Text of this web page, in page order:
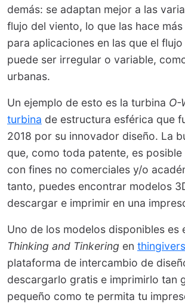
demás: se adaptan mejor a las
flujo del viento, lo que las hace
para aplicaciones en las que el
puede ser irregular o variable,
urbanas.
Un ejemplo de esto es la turbina O-
turbina de estructura esférica que
2018 por su innovador diseño. La
que, como toda patente, es
con fines no comerciales y/o
tanto, puedes encontrar modelos
descargar e imprimir en una
Uno de los modelos disponibles es
Thinking and Tinkering en
plataforma de intercambio de
descargarlo gratis e imprimirlo tan
pequeño como te permita tu